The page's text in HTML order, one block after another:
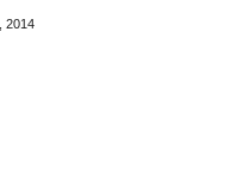
2014